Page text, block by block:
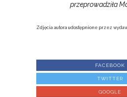
przeprowadziła
Zdjęcia autora udostępnione przez
FACEBOOK
TWITTER
GOOGLE